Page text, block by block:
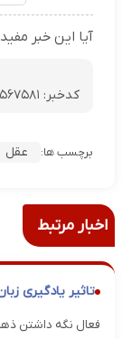
آیا این خبر
کدخبر: ۵۶۷۵۸۱
برچسب ها: عقل
اخبار مرتبط
تاثیر یادگیری
فعال نگه داشتن